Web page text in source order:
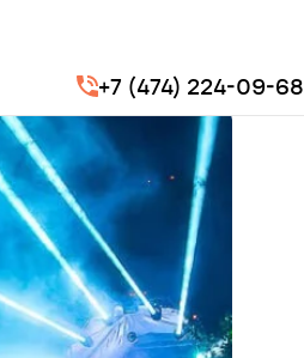
+7 (474) 224-09-68
Транспорт на концерты